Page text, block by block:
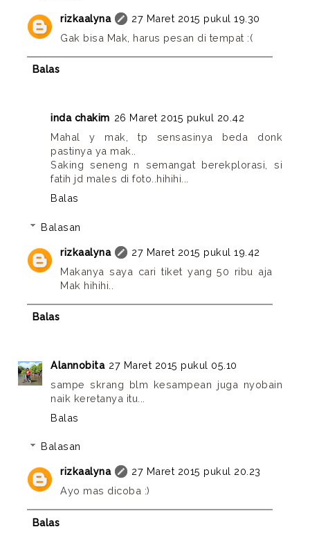
rizkaalyna
27 Maret 2015 pukul 19.30
Gak bisa Mak, harus pesan di tempat :(
Balas
inda chakim 26 Maret 2015 pukul 20.42
Mahal y mak, tp sensasinya beda donk
pastinya ya mak..
Saking seneng n semangat berekplorasi, si
fatih jd males di foto..hihihi...
Balas
Balasan
rizkaalyna
27 Maret 2015 pukul 19.42
Makanya saya cari tiket yang 50 ribu aja
Mak hihihi..
Balas
Alannobita 27 Maret 2015 pukul 05.10
sampe skrang blm kesampean juga nyobain
naik keretanya itu...
Balas
Balasan
rizkaalyna
27 Maret 2015 pukul 20.23
Ayo mas dicoba :)
Balas